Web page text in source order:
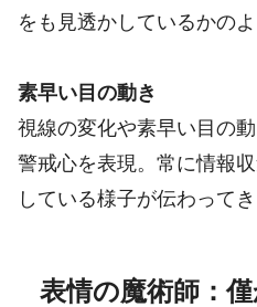
をも見透かしているかのよ
素早い目の動き
視線の変化や素早い目の
警戒心を表現。常に情報
している様子が伝わってき
表情の魔術師：